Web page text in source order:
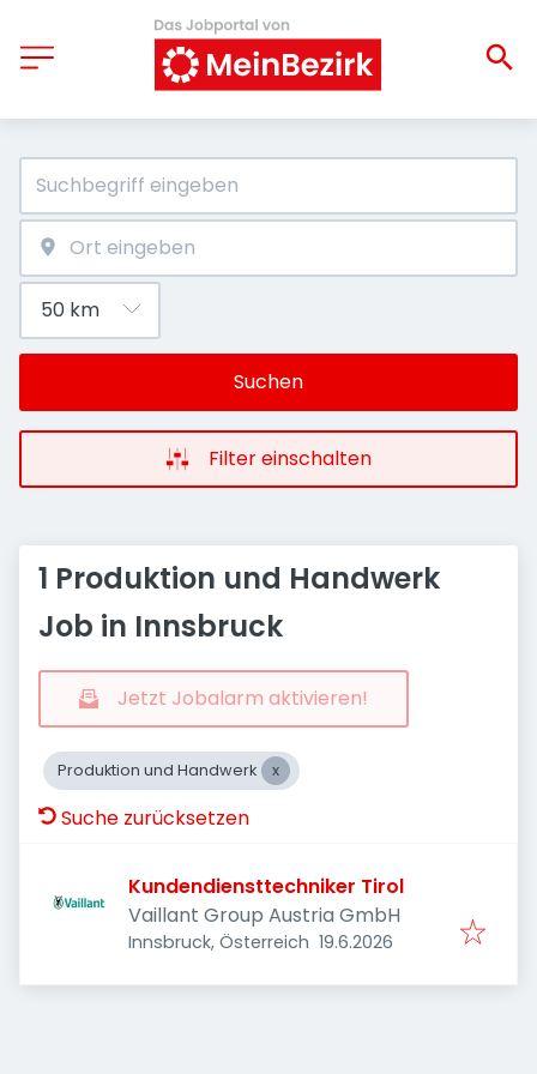
Suchen
Filter einschalten
1 Produktion und Handwerk
Job in Innsbruck
Jetzt Jobalarm aktivieren!
Produktion und Handwerk
Suche zurücksetzen
Kundendiensttechniker Tirol
Vaillant Group Austria GmbH
Innsbruck, Österreich Veröffentlicht
19.6.2026